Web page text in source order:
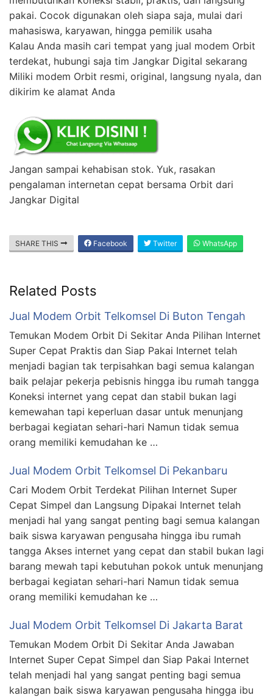
pakai. Cocok digunakan oleh siapa saja, mulai dari
mahasiswa, karyawan, hingga pemilik usaha
Kalau Anda masih cari tempat yang jual modem Orbit
terdekat, hubungi saja tim Jangkar Digital sekarang
Miliki modem Orbit resmi, original, langsung nyala, dan
dikirim ke alamat Anda
Jangan sampai kehabisan stok. Yuk, rasakan
pengalaman internetan cepat bersama Orbit dari
Jangkar Digital
SHARE THIS Facebook Twitter WhatsApp
Related Posts
Jual Modem Orbit Telkomsel Di Buton Tengah
Temukan Modem Orbit Di Sekitar Anda Pilihan Internet
Super Cepat Praktis dan Siap Pakai Internet telah
menjadi bagian tak terpisahkan bagi semua kalangan
baik pelajar pekerja pebisnis hingga ibu rumah tangga
Koneksi internet yang cepat dan stabil bukan lagi
kemewahan tapi keperluan dasar untuk menunjang
berbagai kegiatan sehari-hari Namun tidak semua
orang memiliki kemudahan ke …
Jual Modem Orbit Telkomsel Di Pekanbaru
Cari Modem Orbit Terdekat Pilihan Internet Super
Cepat Simpel dan Langsung Dipakai Internet telah
menjadi hal yang sangat penting bagi semua kalangan
baik siswa karyawan pengusaha hingga ibu rumah
tangga Akses internet yang cepat dan stabil bukan lagi
barang mewah tapi kebutuhan pokok untuk menunjang
berbagai kegiatan sehari-hari Namun tidak semua
orang memiliki kemudahan ke …
Jual Modem Orbit Telkomsel Di Jakarta Barat
Temukan Modem Orbit Di Sekitar Anda Jawaban
Internet Super Cepat Simpel dan Siap Pakai Internet
telah menjadi hal yang sangat penting bagi semua
kalangan baik siswa karyawan pengusaha hingga ibu